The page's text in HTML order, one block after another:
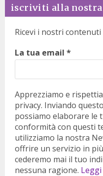
iscriviti alla
Ricevi i nostri
La tua email *
Apprezziamo e
privacy. Inviando
possiamo elaborare le
conformità con questi
utilizziamo la nostra
offrire un servizio in
cederemo mai il tuo
nessuna ragione.